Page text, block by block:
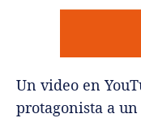
Un video en
protagonista a un